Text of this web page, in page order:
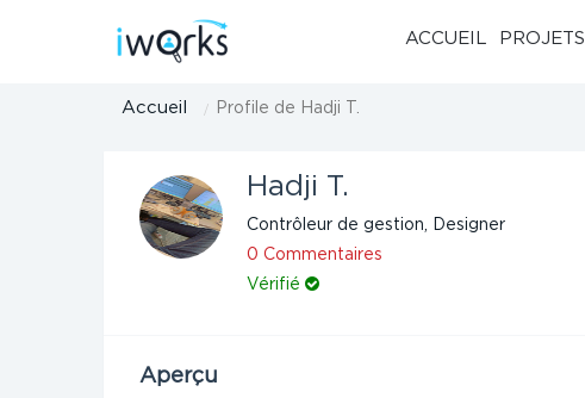
ACCUEIL PROJETS
Accueil Profile de Hadji T.
Hadji T.
Contrôleur de gestion, Designer
0 Commentaires
Vérifié
Aperçu